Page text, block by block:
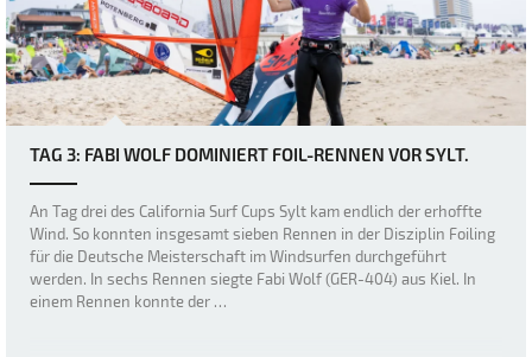
TAG 3: FABI WOLF DOMINIERT FOIL-RENNEN VOR SYLT.
An Tag drei des California Surf Cups Sylt kam endlich der erhoffte
Wind. So konnten insgesamt sieben Rennen in der Disziplin Foiling
für die Deutsche Meisterschaft im Windsurfen durchgeführt
werden. In sechs Rennen siegte Fabi Wolf (GER-404) aus Kiel. In
einem Rennen konnte der …